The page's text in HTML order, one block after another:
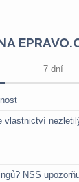
7 dní
vlastnictví
NSS